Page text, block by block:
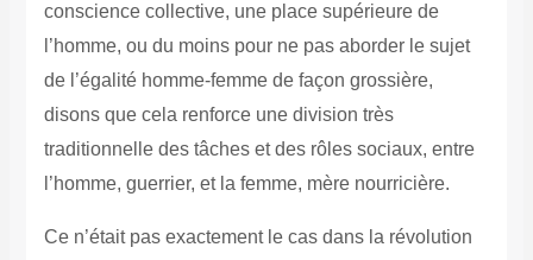
conscience collective, une place supérieure de
l’homme, ou du moins pour ne pas aborder le sujet
de l’égalité homme-femme de façon grossière,
disons que cela renforce une division très
traditionnelle des tâches et des rôles sociaux, entre
l’homme, guerrier, et la femme, mère nourricière.
Ce n’était pas exactement le cas dans la révolution